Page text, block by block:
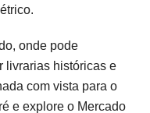
onde pode
livrarias históricas e
com vista para o
e explore o Mercado